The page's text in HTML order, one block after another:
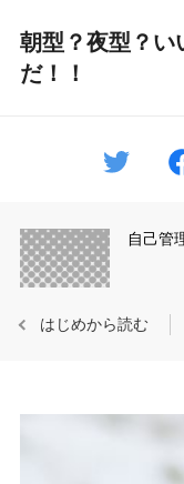
朝型？夜型？い
だ！！
自己管
はじめから読む